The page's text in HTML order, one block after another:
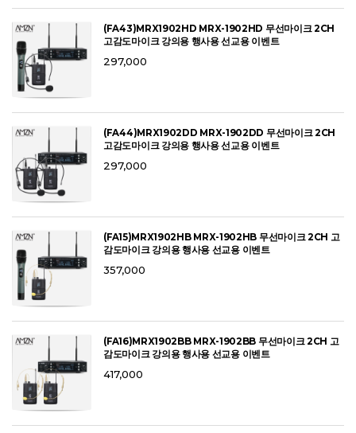
(FA43)MRX1902HD MRX-1902HD 무선마이크 2CH
고감도마이크 강의용 행사용 선교용 이벤트
297,000
(FA44)MRX1902DD MRX-1902DD 무선마이크 2CH
고감도마이크 강의용 행사용 선교용 이벤트
297,000
(FA15)MRX1902HB MRX-1902HB 무선마이크 2CH 고
감도마이크 강의용 행사용 선교용 이벤트
357,000
(FA16)MRX1902BB MRX-1902BB 무선마이크 2CH 고
감도마이크 강의용 행사용 선교용 이벤트
417,000